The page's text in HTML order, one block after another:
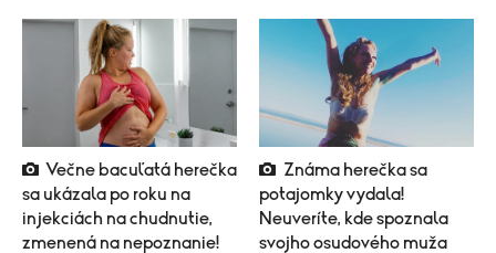
Večne bacuľatá herečka
sa ukázala po roku na
injekciách na chudnutie,
zmenená na nepoznanie!
potajomky vydala!
Neuveríte, kde spoznala
svojho osudového muža